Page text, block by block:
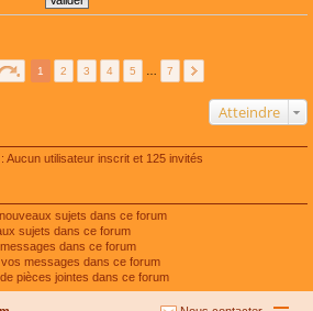
1 2 3 4 5 7
Atteindre
Aucun utilisateur inscrit et 125 invités
sujets dans ce forum
sujets dans ce forum
dans ce forum
messages dans ce forum
pièces jointes dans ce forum